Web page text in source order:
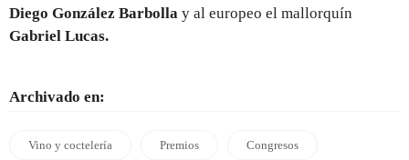
Diego González Barbolla y al europeo el mallorquín
Gabriel Lucas.
Archivado en:
Vino y coctelería Premios Congresos